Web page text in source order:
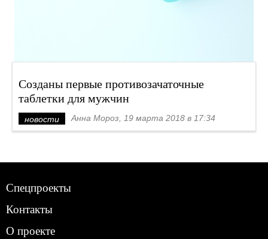
Созданы первые противозачаточные
таблетки для мужчин
новости Анна Мороз, 19 марта 2018 в 17:34
Спецпроекты
Контакты
О проекте